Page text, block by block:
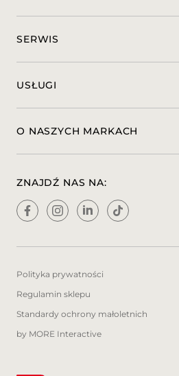
ZNAJDŹ NAS NA:
SERWIS
USŁUGI
O NASZYCH MARKACH
Polityka prywatności
Regulamin sklepu
Standardy ochrony małoletnich
by MORE Interactive